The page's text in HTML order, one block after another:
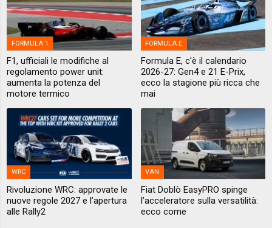
FORMULA 1
F1, ufficiali le modifiche al
regolamento power unit:
aumenta la potenza del
motore termico
FORMULA E
Formula E, c'è il calendario
2026-27: Gen4 e 21 E-Prix,
ecco la stagione più ricca che
mai
WRC
Rivoluzione WRC: approvate le
nuove regole 2027 e l’apertura
alle Rally2
VAN
Fiat Doblò EasyPRO spinge
l’acceleratore sulla versatilità:
ecco come